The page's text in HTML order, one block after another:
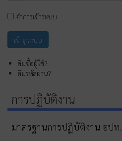
จำการเข้าระบบ
ลืมชื่อผู้ใช้?
ลืมรหัสผ่าน?
การปฏิบัติงาน
มาตรฐานการปฏิบัติงาน อปท.